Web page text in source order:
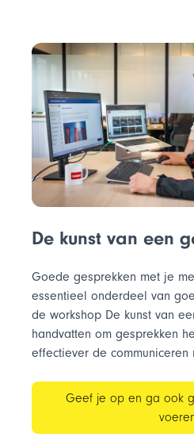
De kunst van een
Goede gesprekken met je
essentieel onderdeel van
de workshop De kunst van
handvatten om gesprekken
effectiever de communiceren
Geef je op en ga ook